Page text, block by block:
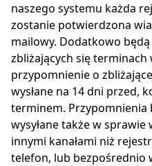
naszego systemu każda
zostanie potwierdzona
mailowy. Dodatkowo
zbliżających się terminach
przypomnienie o
wysłane na 14 dni przed,
terminem. Przypomnienia
wysyłane także w
innymi kanałami niż
telefon, lub bezpośrednio